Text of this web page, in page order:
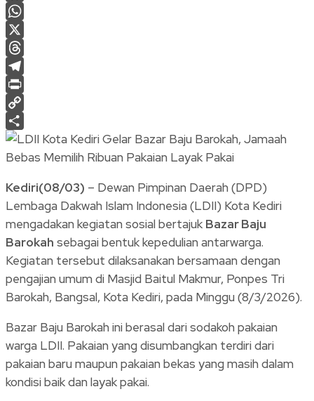
Facebook
WhatsApp
X
Threads
Telegram
Print
Copy
Link
Share
Kediri(08/03) – Dewan Pimpinan Daerah (DPD)
Lembaga Dakwah Islam Indonesia (LDII) Kota Kediri
mengadakan kegiatan sosial bertajuk Bazar Baju
Barokah sebagai bentuk kepedulian antarwarga.
Kegiatan tersebut dilaksanakan bersamaan dengan
pengajian umum di Masjid Baitul Makmur, Ponpes Tri
Barokah, Bangsal, Kota Kediri, pada Minggu (8/3/2026).
Bazar Baju Barokah ini berasal dari sodakoh pakaian
warga LDII. Pakaian yang disumbangkan terdiri dari
pakaian baru maupun pakaian bekas yang masih dalam
kondisi baik dan layak pakai.